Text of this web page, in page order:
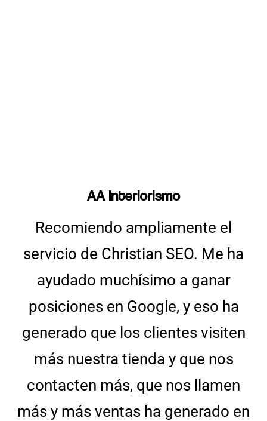
AA Interiorismo
Recomiendo ampliamente el
servicio de Christian SEO. Me ha
ayudado muchísimo a ganar
posiciones en Google, y eso ha
generado que los clientes visiten
más nuestra tienda y que nos
contacten más, que nos llamen
más y más ventas ha generado en